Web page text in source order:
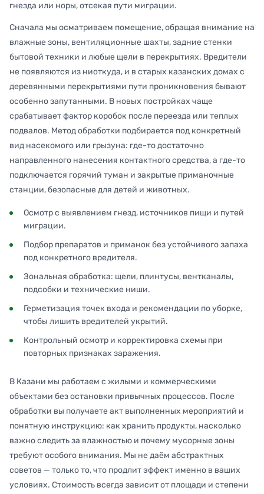
гнезда или норы, отсекая пути миграции.
Сначала мы осматриваем помещение, обращая внимание на
влажные зоны, вентиляционные шахты, задние стенки
бытовой техники и любые щели в перекрытиях. Вредители
не появляются из ниоткуда, и в старых казанских домах с
деревянными перекрытиями пути проникновения бывают
особенно запутанными. В новых постройках чаще
срабатывает фактор коробок после переезда или теплых
подвалов. Метод обработки подбирается под конкретный
вид насекомого или грызуна: где-то достаточно
направленного нанесения контактного средства, а где-то
подключается горячий туман и закрытые приманочные
станции, безопасные для детей и животных.
Осмотр с выявлением гнезд, источников пищи и путей
миграции.
Подбор препаратов и приманок без устойчивого запаха
под конкретного вредителя.
Зональная обработка: щели, плинтусы, вентканалы,
подсобки и технические ниши.
Герметизация точек входа и рекомендации по уборке,
чтобы лишить вредителей укрытий.
Контрольный осмотр и корректировка схемы при
повторных признаках заражения.
В Казани мы работаем с жилыми и коммерческими
объектами без остановки привычных процессов. После
обработки вы получаете акт выполненных мероприятий и
понятную инструкцию: как хранить продукты, насколько
важно следить за влажностью и почему мусорные зоны
требуют особого внимания. Мы не даём абстрактных
советов — только то, что продлит эффект именно в ваших
условиях. Стоимость всегда зависит от площади и степени